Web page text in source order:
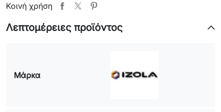
Κοινή χρήση
Λεπτομέρειες προϊόντος
Μάρκα